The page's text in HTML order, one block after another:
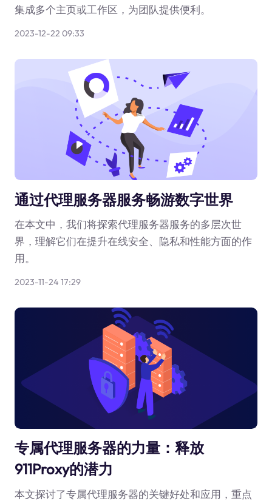
集成多个主页或工作区，为团队提供便利。
2023-12-22 09:33
通过代理服务器服务畅游数字世界
在本文中，我们将探索代理服务器服务的多层次世
界，理解它们在提升在线安全、隐私和性能方面的作
用。
2023-11-24 17:29
专属代理服务器的力量：释放
911Proxy的潜力
本文探讨了专属代理服务器的关键好处和应用，重点